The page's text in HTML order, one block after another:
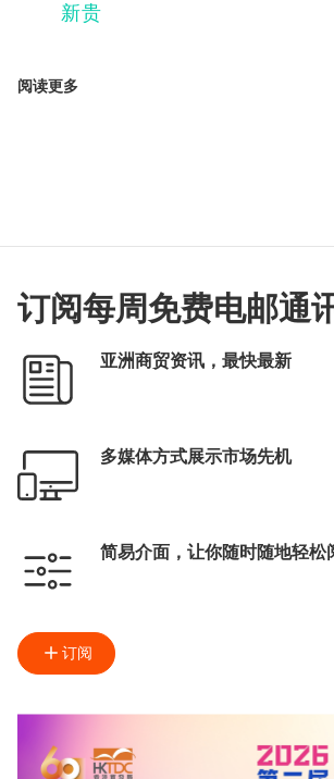
新贵
阅读更多
订阅每周免费电邮通
亚洲商贸资讯，最快最新
多媒体方式展示市场先机
简易介面，让你随时随地轻松
订阅